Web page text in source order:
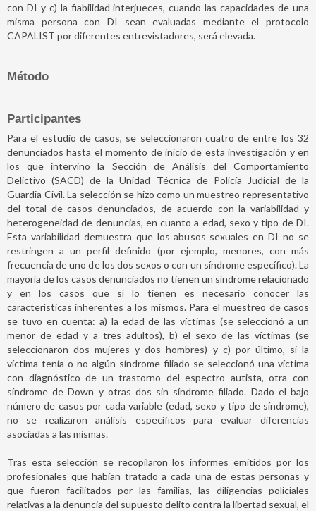
con DI y c) la fiabilidad interjueces, cuando las capacidades de una
misma persona con DI sean evaluadas mediante el protocolo
CAPALIST por diferentes entrevistadores, será elevada.
Método
Participantes
Para el estudio de casos, se seleccionaron cuatro de entre los 32
denunciados hasta el momento de inicio de esta investigación y en
los que intervino la Sección de Análisis del Comportamiento
Delictivo (SACD) de la Unidad Técnica de Policía Judicial de la
Guardia Civil. La selección se hizo como un muestreo representativo
del total de casos denunciados, de acuerdo con la variabilidad y
heterogeneidad de denuncias, en cuanto a edad, sexo y tipo de DI.
Esta variabilidad demuestra que los abusos sexuales en DI no se
restringen a un perfil definido (por ejemplo, menores, con más
frecuencia de uno de los dos sexos o con un síndrome específico). La
mayoría de los casos denunciados no tienen un síndrome relacionado
y en los casos que sí lo tienen es necesario conocer las
características inherentes a los mismos. Para el muestreo de casos
se tuvo en cuenta: a) la edad de las víctimas (se seleccionó a un
menor de edad y a tres adultos), b) el sexo de las víctimas (se
seleccionaron dos mujeres y dos hombres) y c) por último, si la
víctima tenía o no algún síndrome filiado se seleccionó una víctima
con diagnóstico de un trastorno del espectro autista, otra con
síndrome de Down y otras dos sin síndrome filiado. Dado el bajo
número de casos por cada variable (edad, sexo y tipo de síndrome),
no se realizaron análisis específicos para evaluar diferencias
asociadas a las mismas.
Tras esta selección se recopilaron los informes emitidos por los
profesionales que habían tratado a cada una de estas personas y
que fueron facilitados por las familias, las diligencias policiales
relativas a la denuncia del supuesto delito contra la libertad sexual, el